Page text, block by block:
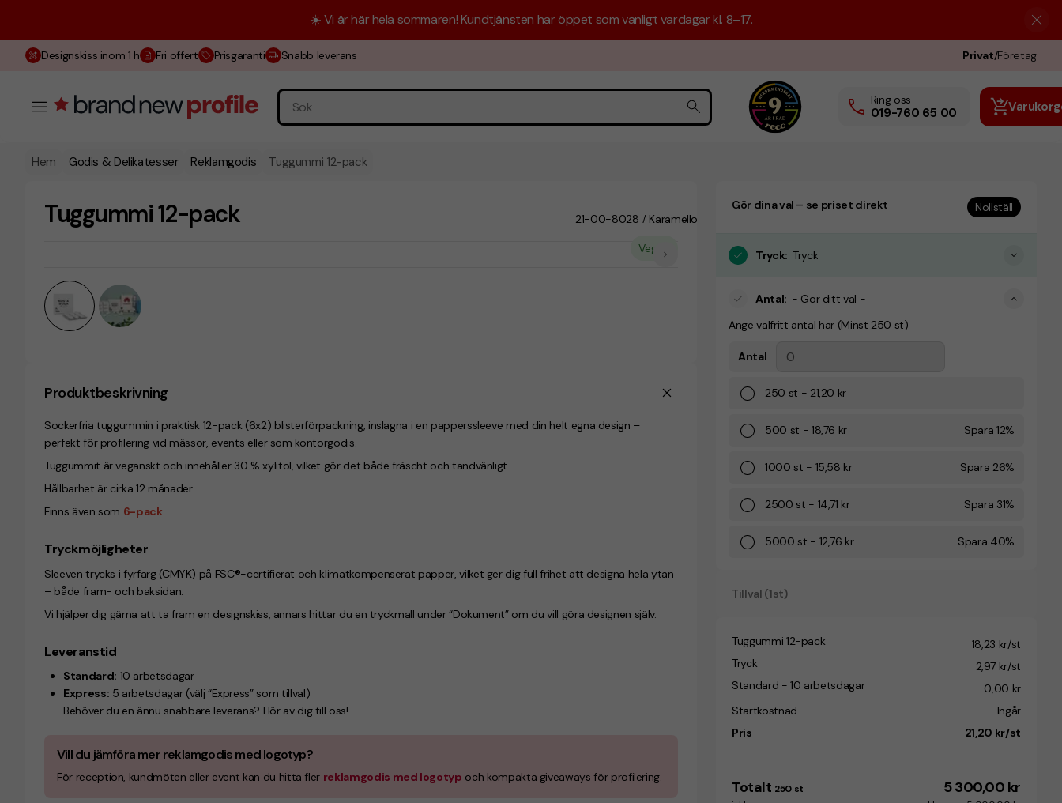
☀️ Vi är här hela sommaren! Kundtjänsten har öppet som vanligt vardagar kl. 8–17.
Designskiss inom 1 h Fri offert Prisgaranti Snabb leverans Privat/Företag
Ring oss
019-760 65 00
Hem Godis & Delikatesser Reklamgodis Tuggummi 12-pack
Tuggummi 12-pack 21-00-8028 / Karamello
Vegan
Produktbeskrivning
Sockerfria tuggummin i praktisk 12-pack (6x2) blisterförpackning, inslagna i en papperssleeve med din helt egna design –
perfekt för profilering vid mässor, events eller som kontorgodis.
Tuggummit är veganskt och innehåller 30 % xylitol, vilket gör det både fräscht och tandvänligt.
Hållbarhet är cirka 12 månader.
Finns även som 6-pack.
Tryckmöjligheter
Sleeven trycks i fyrfärg (CMYK) på FSC®-certifierat och klimatkompenserat papper, vilket ger dig full frihet att designa hela ytan
– både fram- och baksidan.
Vi hjälper dig gärna att ta fram en designskiss, annars hittar du en tryckmall under “Dokument” om du vill göra designen själv.
Leveranstid
Standard: 10 arbetsdagar
Express: 5 arbetsdagar (välj “Express” som tillval)
Behöver du en ännu snabbare leverans? Hör av dig till oss!
Vill du jämföra mer reklamgodis med logotyp?
För reception, kundmöten eller event kan du hitta fler reklamgodis med logotyp och kompakta giveaways för profilering.
Gör dina val – se priset direkt Nollställ
Tryck: Tryck
Antal: - Gör ditt val -
Ange valfritt antal här (Minst 250 st)
Antal
250 st - 21,20 kr
500 st - 18,76 kr Spara12%
1000 st - 15,58 kr Spara 26%
2500 st - 14,71 kr Spara 31%
5000 st - 12,76 kr Spara 40%
Tillval (1st)
Tuggummi 12-pack
18,23 kr/st
Tryck
2,97 kr/st
Standard - 10 arbetsdagar
0,00 kr
Startkostnad
Ingår
Pris
21,20 kr/st
Totalt 250 st 5 300,00 kr